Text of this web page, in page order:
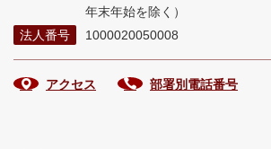
年末年始を除く）
法人番号
1000020050008
アクセス 部署別電話番号